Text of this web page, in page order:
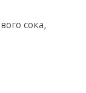
сока,